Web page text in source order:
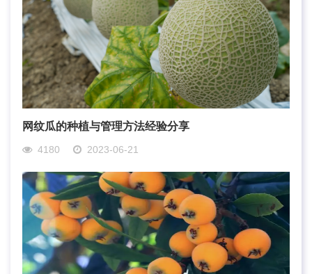
网纹瓜的种植与管理方法经验分享
4180 2023-06-21